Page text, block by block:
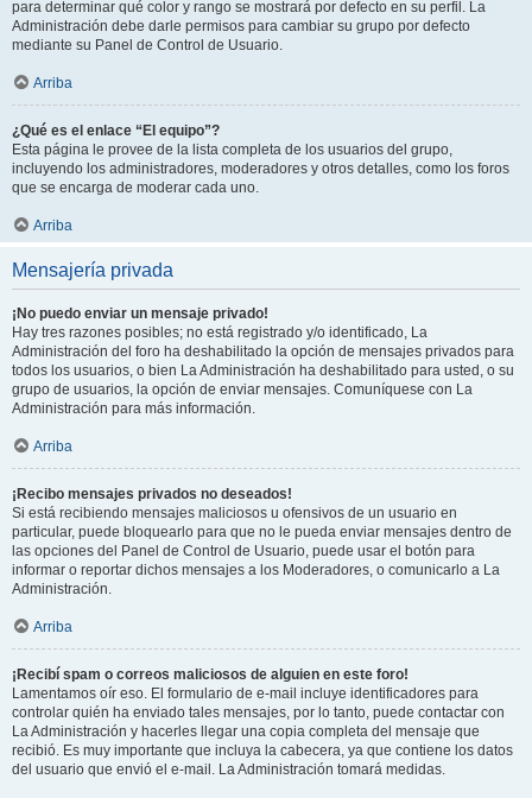
para determinar qué color y rango se mostrará por defecto en su perfil. La
Administración debe darle permisos para cambiar su grupo por defecto
mediante su Panel de Control de Usuario.
Arriba
¿Qué es el enlace “El equipo”?
Esta página le provee de la lista completa de los usuarios del grupo,
incluyendo los administradores, moderadores y otros detalles, como los foros
que se encarga de moderar cada uno.
Arriba
Mensajería privada
¡No puedo enviar un mensaje privado!
Hay tres razones posibles; no está registrado y/o identificado, La
Administración del foro ha deshabilitado la opción de mensajes privados para
todos los usuarios, o bien La Administración ha deshabilitado para usted, o su
grupo de usuarios, la opción de enviar mensajes. Comuníquese con La
Administración para más información.
Arriba
¡Recibo mensajes privados no deseados!
Si está recibiendo mensajes maliciosos u ofensivos de un usuario en
particular, puede bloquearlo para que no le pueda enviar mensajes dentro de
las opciones del Panel de Control de Usuario, puede usar el botón para
informar o reportar dichos mensajes a los Moderadores, o comunicarlo a La
Administración.
Arriba
¡Recibí spam o correos maliciosos de alguien en este foro!
Lamentamos oír eso. El formulario de e-mail incluye identificadores para
controlar quién ha enviado tales mensajes, por lo tanto, puede contactar con
La Administración y hacerles llegar una copia completa del mensaje que
recibió. Es muy importante que incluya la cabecera, ya que contiene los datos
del usuario que envió el e-mail. La Administración tomará medidas.